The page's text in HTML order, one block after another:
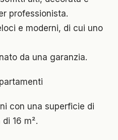
professionista.
e moderni, di cui uno
da una garanzia.
con una superficie di
16 m².